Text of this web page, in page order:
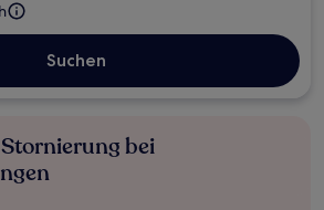
Suchen
bei